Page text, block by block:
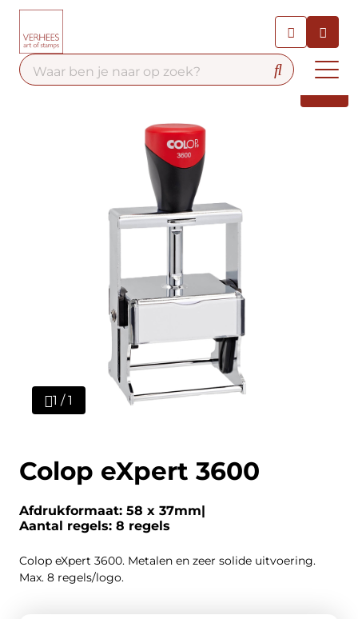
Contact
1 / 1
Colop eXpert 3600
Afdrukformaat: 58 x 37mm
Aantal regels: 8 regels
Colop eXpert 3600. Metalen en zeer solide uitvoering.
Max. 8 regels/logo.